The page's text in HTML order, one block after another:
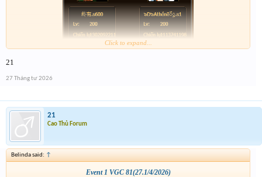
Click to expand...
21
27 Tháng tư 2026
21
Cao Thủ Forum
Belinda said: ↑
Event 1 VGC 81(27.1/4/2026)